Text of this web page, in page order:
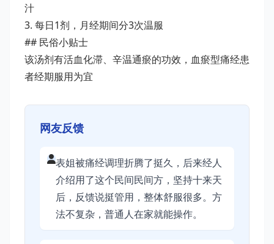
汁
3. 每日1剂，月经期间分3次温服
## 民俗小贴士
该汤剂有活血化滞、辛温通瘀的功效，血瘀型痛经患
者经期服用为宜
网友反馈
表姐被痛经调理折腾了挺久，后来经人
介绍用了这个民间民间方，坚持十来天
后，反馈说挺管用，整体舒服很多。方
法不复杂，普通人在家就能操作。